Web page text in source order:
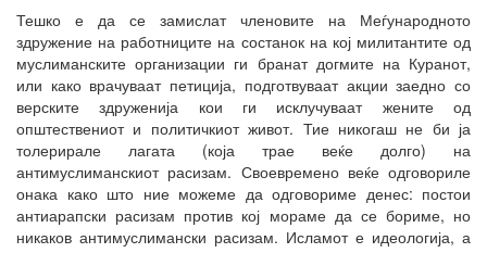
Тешко е да се замислат членовите на Меѓународното
здружение на работниците на состанок на кој милитантите од
муслиманските организации ги бранат догмите на Куранот,
или како врачуваат петиција, подготвуваат акции заедно со
верските здруженија кои ги исклучуваат жените од
општествениот и политичкиот живот. Тие никогаш не би ја
толерирале лагата (која трае веќе долго) на
антимуслиманскиот расизам. Своевремено веќе одговориле
онака како што ние можеме да одговориме денес: постои
антиарапски расизам против кој мораме да се бориме, но
никаков антимуслимански расизам. Исламот е идеологија, а